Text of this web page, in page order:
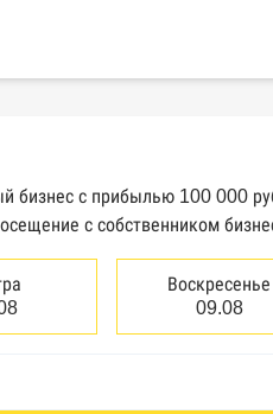
налоговой службы
арбитражного суда
о банкротстве
о банкротстве
Роспатента
Федеральной службы
бизнес с прибылью 100 000
с собственником
Воскресенье
09.08